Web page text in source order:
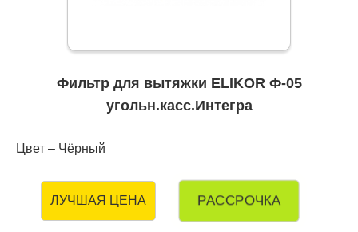
Фильтр для вытяжки ELIKOR Ф-05
угольн.касс.Интегра
Цвет – Чёрный
ЛУЧШАЯ ЦЕНА РАССРОЧКА